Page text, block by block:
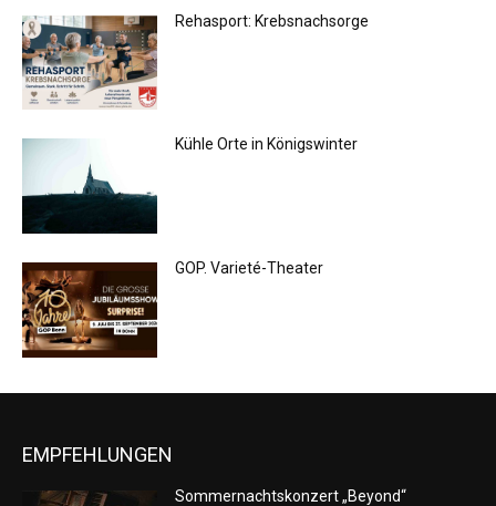
Rehasport: Krebsnachsorge
Kühle Orte in Königswinter
GOP. Varieté-Theater
EMPFEHLUNGEN
Sommernachtskonzert „Beyond“